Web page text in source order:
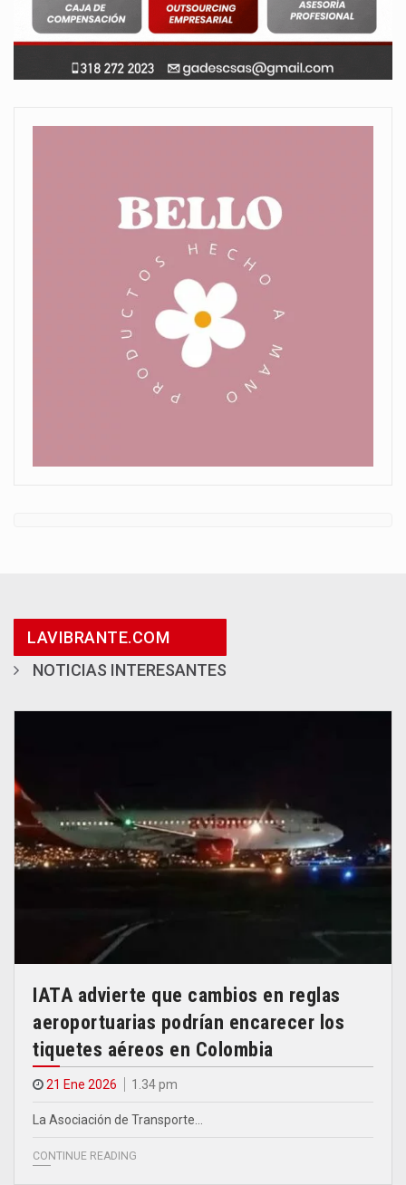
LAVIBRANTE.COM
NOTICIAS INTERESANTES
IATA advierte que cambios en reglas
aeroportuarias podrían encarecer los
tiquetes aéreos en Colombia
21 Ene 2026 1.34 pm
La Asociación de Transporte…
CONTINUE READING